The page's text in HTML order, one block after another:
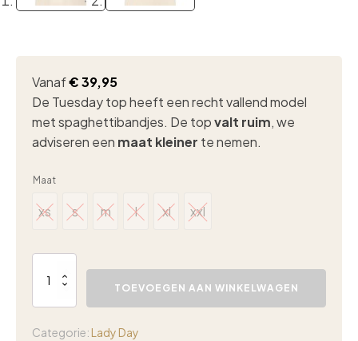
Vanaf€39,95
De Tuesday top heeft een recht vallend model
met spaghettibandjes. De topvalt ruim, we
adviseren een maat kleiner te nemen.
Maat
xs
xs
s
s
m
m
l
l
xl
xl
xxl
xxl
Day
champagne
TOEVOEGEN AAN WINKELWAGEN
Categorie: Lady Day